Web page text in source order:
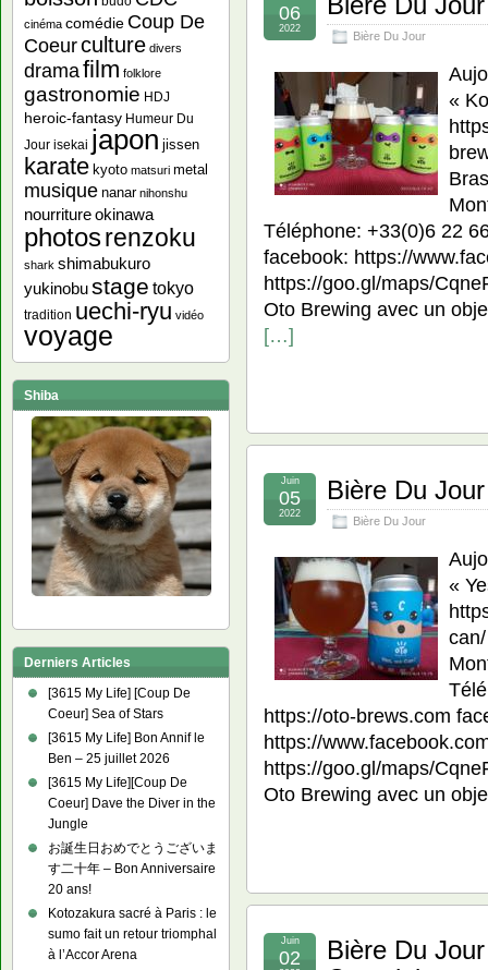
Bière Du Jour
06
2022
«
Téléphone: +33(0)6 22
facebook: https://
https://goo.gl/maps/
Oto Brewing avec un
[…]
Bière Du
Bière Du Jour
Juin
05
2022
«
https://oto-brews.com
https://
https://goo.gl/maps/
Oto Brewing avec un
Bière Du
Juin
02
cinéma comédie Coup De
Coeurculture divers
dramafilm folklore
gastronomie HDJ
heroic-fantasy Humeur Du
Jour isekai japon jissen
karate kyoto matsuri metal
musique nanar nihonshu
nourritureokinawa
photosrenzoku
shark shimabukuro
yukinobustage tokyo
tradition uechi-ryu vidéo
voyage
Shiba
Derniers Articles
[3615 My Life] [Coup De
Coeur] Sea of Stars
[3615 My Life] Bon Annif le
Ben – 25 juillet 2026
[3615 My Life][Coup De
Coeur] Dave the Diver in the
Jungle
お誕生日おめでとうございま
す二十年 – Bon Anniversaire
20 ans!
Kotozakura sacré à Paris : le
sumo fait un retour triomphal
à l’Accor Arena